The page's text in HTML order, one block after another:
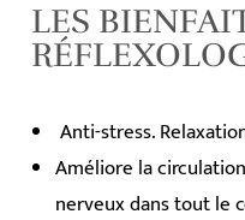
LES
Anti-stress.
Améliore la
nerveux dans tout le